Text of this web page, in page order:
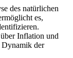
des natürlichen
es,
Inflation und
der